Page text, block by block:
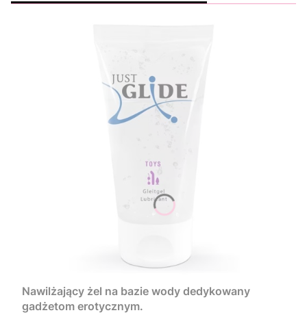
Nawilżający żel na bazie wody dedykowany
gadżetom erotycznym.